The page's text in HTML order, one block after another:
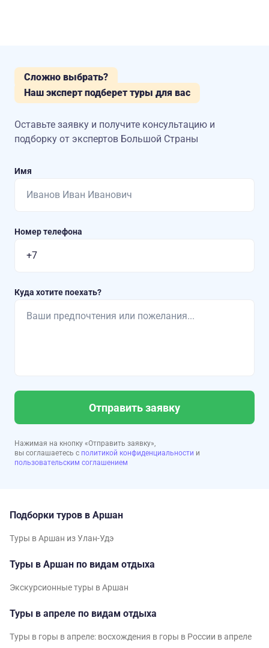
Сложно выбрать?
Наш эксперт подберет туры для вас
Оставьте заявку и получите консультацию и
подборку от экспертов Большой Страны
Имя
Номер телефона
Куда хотите поехать?
Отправить заявку
Нажимая на кнопку «Отправить заявку»,
вы соглашаетесь с политикой конфиденциальности и
пользовательским соглашением
Подборки туров в Аршан
Туры в Аршан из Улан-Удэ
Туры в Аршан по видам отдыха
Экскурсионные туры в Аршан
Туры в апреле по видам отдыха
Туры в горы в апреле: восхождения в горы в России в апреле